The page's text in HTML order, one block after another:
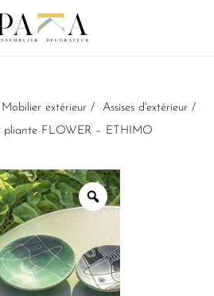
Mobilier extérieur / Assises d'extérieur /
pliante FLOWER – ETHIMO